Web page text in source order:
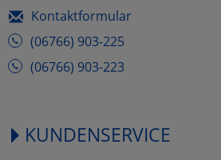
Kontaktformular
(06766) 903-225
(06766) 903-223
KUNDENSERVICE